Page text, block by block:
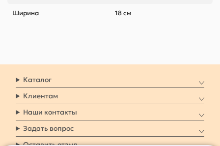
Ширина 18 см
Каталог
Клиентам
Наши контакты
Задать вопрос